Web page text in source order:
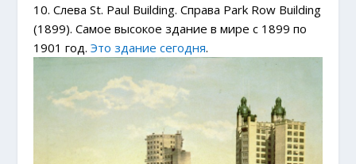
10. Слева St. Paul Building. Справа Park Row Building
(1899). Самое высокое здание в мире с 1899 по
1901 год.Это здание сегодня.